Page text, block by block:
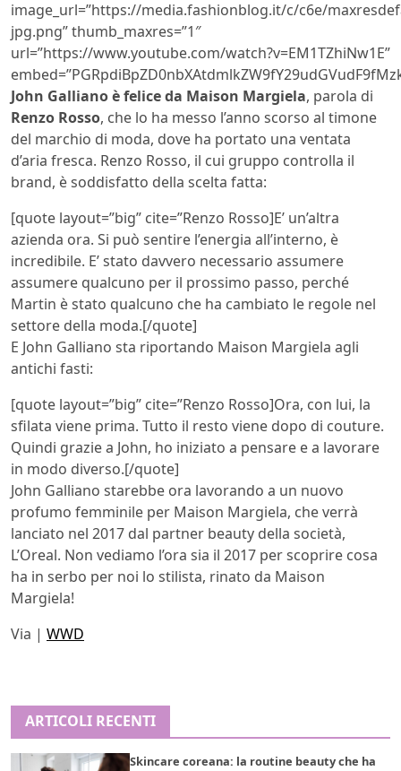
image_url=”https://media.fashionblog.it/c/c6e/
jpg.png” thumb_maxres=”1″
url=”https://www.youtube.com/watch?v=EM1TZhiNw1E”
John Galliano è felice da Maison Margiela, parola di
Renzo Rosso, che lo ha messo l’anno scorso al timone
del marchio di moda, dove ha portato una ventata
d’aria fresca. Renzo Rosso, il cui gruppo controlla il
brand, è soddisfatto della scelta fatta:
[quote layout=”big” cite=”Renzo Rosso]E’ un’altra
azienda ora. Si può sentire l’energia all’interno, è
incredibile. E’ stato davvero necessario assumere
assumere qualcuno per il prossimo passo, perché
Martin è stato qualcuno che ha cambiato le regole nel
settore della moda.[/quote]
E John Galliano sta riportando Maison Margiela agli
antichi fasti:
[quote layout=”big” cite=”Renzo Rosso]Ora, con lui, la
sfilata viene prima. Tutto il resto viene dopo di couture.
Quindi grazie a John, ho iniziato a pensare e a lavorare
in modo diverso.[/quote]
John Galliano starebbe ora lavorando a un nuovo
profumo femminile per Maison Margiela, che verrà
lanciato nel 2017 dal partner beauty della società,
L’Oreal. Non vediamo l’ora sia il 2017 per scoprire cosa
ha in serbo per noi lo stilista, rinato da Maison
Margiela!
Via | WWD
ARTICOLI RECENTI
Skincare coreana: la routine beauty che ha